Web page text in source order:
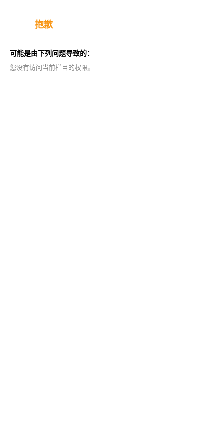
抱歉
可能是由下列问题导致的：
您没有访问当前栏目的权限。